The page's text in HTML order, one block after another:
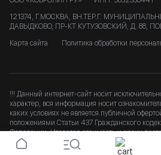
121374, Г.МОСКВА, ВН.ТЕР.Г.
ДАВЫДКОВО, ПР-КТ КУТУЗОВСКИЙ, Д. 88,
Карта сайта
Политика обработки
!!! Данный интернет-сайт носит
характер, вся информация носит
каких условиях не является публичной
положениями Статьи 437 Гражданского
Федерации. Итоговая стоимость и сроки
после подтверждения заказа. b